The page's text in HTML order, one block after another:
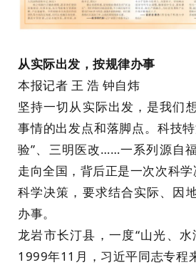
从实际出发，按规律办事
本报记者 王 浩 钟自炜
坚持一切从实际出发，是我们
事情的出发点和落脚点。科技
验”、三明医改……一系列源自
走向全国，背后正是一次次科学
科学决策，要求结合实际、因
办事。
龙岩市长汀县，一度“山光、水
1999年11月，习近平同志专程